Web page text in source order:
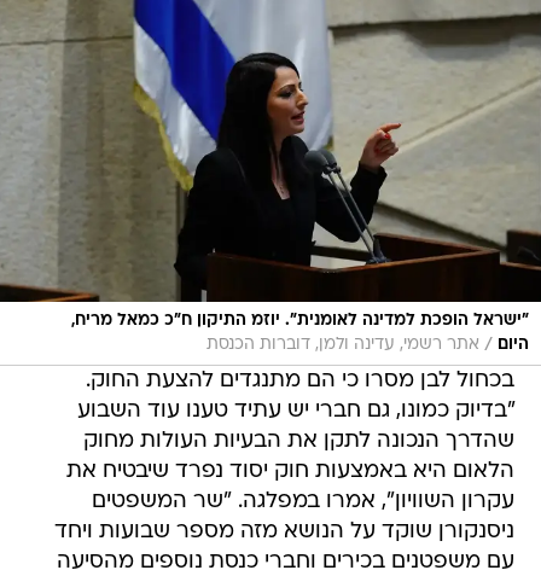
"ישראל הופכת למדינה לאומנית". יוזמ התיקון ח"כ כמאל מריח,
היום
/ אתר רשמי, עדינה ולמן, דוברות הכנסת
בכחול לבן מסרו כי הם מתנגדים להצעת החוק.
"בדיוק כמונו, גם חברי יש עתיד טענו עוד השבוע
שהדרך הנכונה לתקן את הבעיות העולות מחוק
הלאום היא באמצעות חוק יסוד נפרד שיבטיח את
עקרון השוויון", אמרו במפלגה. "שר המשפטים
ניסנקורן שוקד על הנושא מזה מספר שבועות ויחד
עם משפטנים בכירים וחברי כנסת נוספים מהסיעה